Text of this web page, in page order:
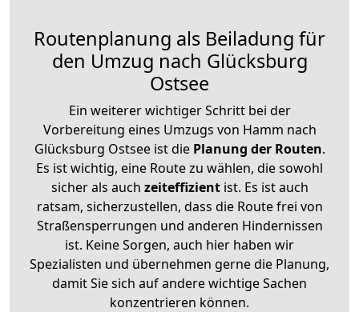
Routenplanung als Beiladung für
den Umzug nach Glücksburg
Ostsee
Ein weiterer wichtiger Schritt bei der
Vorbereitung eines Umzugs von Hamm nach
Glücksburg Ostsee ist diePlanung der Routen.
Es ist wichtig, eine Route zu wählen, die sowohl
sicher als auch zeiteffizientist. Es ist auch
ratsam, sicherzustellen, dass die Route frei von
Straßensperrungen und anderen Hindernissen
ist. Keine Sorgen, auch hier haben wir
Spezialisten und übernehmen gerne die Planung,
damit Sie sich auf andere wichtige Sachen
konzentrieren können.